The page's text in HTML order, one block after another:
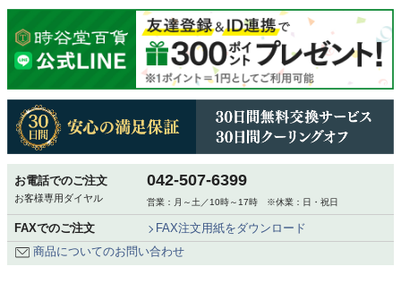
お電話でのご注文
お客様専用ダイヤル
042-507-6399
営業：月～土／10時～17時 ※休業：日・祝日
FAXでのご注文
FAX注文用紙をダウンロード
商品についてのお問い合わせ